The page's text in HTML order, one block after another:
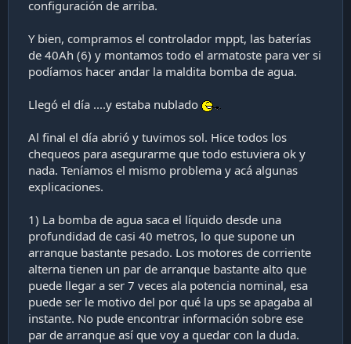
configuración de arriba.
Y bien, compramos el controlador mppt, las baterías
de 40Ah (6) y montamos todo el armatoste para ver si
podíamos hacer andar la maldita bomba de agua.
Llegó el día ....y estaba nublado
Al final el día abrió y tuvimos sol. Hice todos los
chequeos para asegurarme que todo estuviera ok y
nada. Teníamos el mismo problema y acá algunas
explicaciones.
1) La bomba de agua saca el líquido desde una
profundidad de casi 40 metros, lo que supone un
arranque bastante pesado. Los motores de corriente
alterna tienen un par de arranque bastante alto que
puede llegar a ser 7 veces ala potencia nominal, esa
puede ser le motivo del por qué la ups se apagaba al
instante. No pude encontrar información sobre ese
par de arranque así que voy a quedar con la duda.